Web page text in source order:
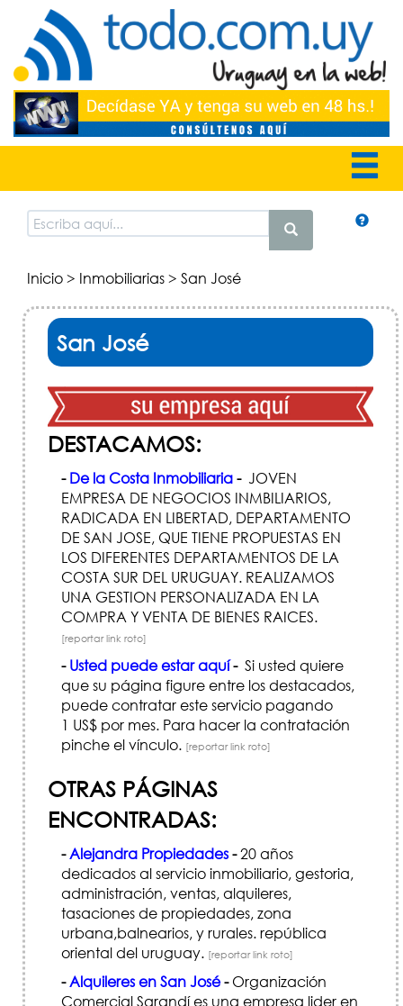
Inicio> Inmobiliarias> San José
San José
DESTACAMOS:
- De la Costa Inmobiliaria-JOVEN
EMPRESA DE NEGOCIOS INMBILIARIOS,
RADICADA EN LIBERTAD, DEPARTAMENTO
DE SAN JOSE, QUE TIENE PROPUESTAS EN
LOS DIFERENTES DEPARTAMENTOS DE LA
COSTA SUR DEL URUGUAY. REALIZAMOS
UNA GESTION PERSONALIZADA EN LA
COMPRA Y VENTA DE BIENES RAICES.
[reportar link roto]
- Usted puede estar aquí-Si usted quiere
que su página figure entre los destacados,
puede contratar este servicio pagando
1 US$ por mes. Para hacer la contratación
pinche el vínculo. [reportar link roto]
OTRAS PÁGINAS
ENCONTRADAS:
-Alejandra Propiedades-20 años
dedicados al servicio inmobiliario, gestoria,
administración, ventas, alquileres,
tasaciones de propiedades, zona
urbana,balnearios, y rurales. república
oriental del uruguay. [reportar link roto]
-Alquileres en San José-Organización
Comercial Sarandí es una empresa lider en